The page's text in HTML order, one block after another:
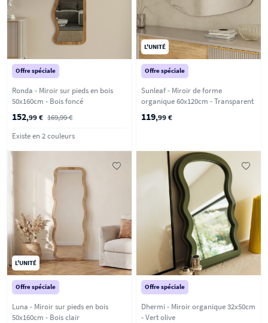
Offre spéciale
Ronda - Miroir sur pieds en bois
50x160cm - Bois foncé
152,99 € 169,99 €
Existe en 2 couleurs
L'UNITÉ
Offre spéciale
Sunleaf - Miroir de forme
organique 60x120cm - Transparent
119,99 €
L'UNITÉ
Offre spéciale
Luna - Miroir sur pieds en bois
50x160cm - Bois clair
Offre spéciale
Dhermi - Miroir organique 32x50cm
- Vert olive